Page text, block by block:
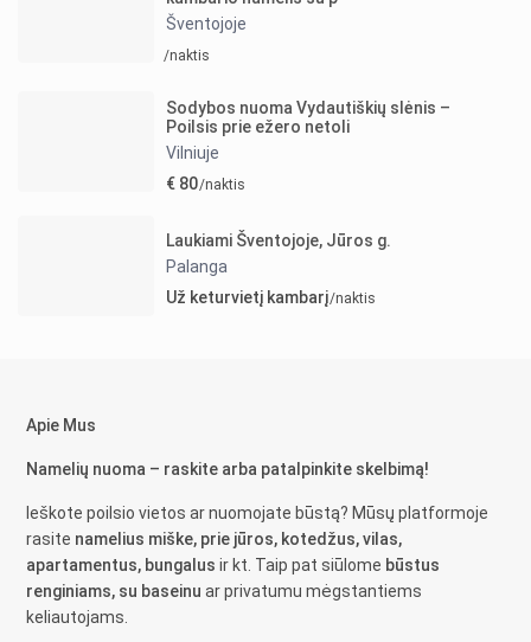
Šventojoje
/naktis
Sodybos nuoma Vydautiškių slėnis –
Poilsis prie ežero netoli
Vilniuje
€ 80/naktis
Laukiami Šventojoje, Jūros g.
Palanga
Už keturvietį kambarį/naktis
Apie Mus
Namelių nuoma – raskite arba patalpinkite skelbimą!
Ieškote poilsio vietos ar nuomojate būstą? Mūsų platformoje
rasite namelius miške, prie jūros, kotedžus, vilas,
apartamentus, bungalus ir kt. Taip pat siūlome būstus
renginiams, su baseinu ar privatumu mėgstantiems
keliautojams.